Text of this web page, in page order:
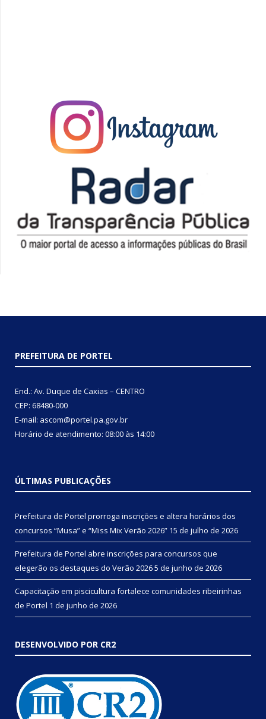
PREFEITURA DE PORTEL
End.: Av. Duque de Caxias – CENTRO
CEP: 68480-000
E-mail: ascom@portel.pa.gov.br
Horário de atendimento: 08:00 às 14:00
ÚLTIMAS PUBLICAÇÕES
Prefeitura de Portel prorroga inscrições e altera horários dos
concursos “Musa” e “Miss Mix Verão 2026” 15 de julho de 2026
Prefeitura de Portel abre inscrições para concursos que
elegerão os destaques do Verão 20265 de junho de 2026
Capacitação em piscicultura fortalece comunidades ribeirinhas
de Portel 1 de junho de 2026
DESENVOLVIDO POR CR2